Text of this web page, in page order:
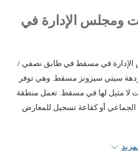
ومجلس الإدارة في
الإدارة في مسقط في طابق نصفي /
سيتي سيزونز مسقط. وهي توفر
لا مثيل لها في مسقط. تعمل منطقة
الجماعي أو كقاعة تسجيل للمعارض
بأحدث الأنظمة السمعية